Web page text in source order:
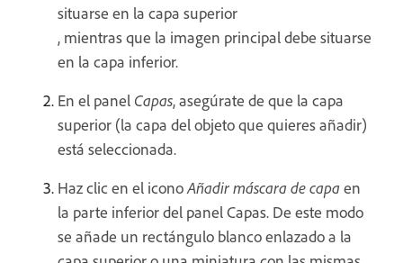
situarse en la capa superior
, mientras que la imagen principal debe situarse
en la capa inferior.
En el panel Capas, asegúrate de que la capa
superior (la capa del objeto que quieres añadir)
está seleccionada.
Haz clic en el iconoAñadir máscara de capa en
la parte inferior del panel Capas. De este modo
se añade un rectángulo blanco enlazado a la